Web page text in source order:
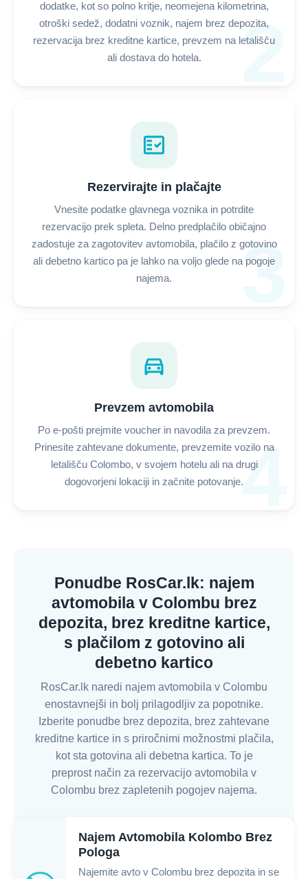
2
dodatke, kot so polno kritje, neomejena kilometrina,
otroški sedež, dodatni voznik, najem brez depozita,
rezervacija brez kreditne kartice, prevzem na letališču
ali dostava do hotela.
3
fact_check
Rezervirajte in plačajte
Vnesite podatke glavnega voznika in potrdite
rezervacijo prek spleta. Delno predplačilo običajno
zadostuje za zagotovitev avtomobila, plačilo z gotovino
ali debetno kartico pa je lahko na voljo glede na pogoje
najema.
4
directions_car
Prevzem avtomobila
Po e-pošti prejmite voucher in navodila za prevzem.
Prinesite zahtevane dokumente, prevzemite vozilo na
letališču Colombo, v svojem hotelu ali na drugi
dogovorjeni lokaciji in začnite potovanje.
Ponudbe RosCar.lk: najem
avtomobila v Colombu brez
depozita, brez kreditne kartice,
s plačilom z gotovino ali
debetno kartico
RosCar.lk naredi najem avtomobila v Colombu
enostavnejši in bolj prilagodljiv za popotnike.
Izberite ponudbe brez depozita, brez zahtevane
kreditne kartice in s priročnimi možnostmi plačila,
kot sta gotovina ali debetna kartica. To je
preprost način za rezervacijo avtomobila v
Colombu brez zapletenih pogojev najema.
Najem Avtomobila Kolombo Brez
Pologa
Najemite avto v Colombu brez depozita in se